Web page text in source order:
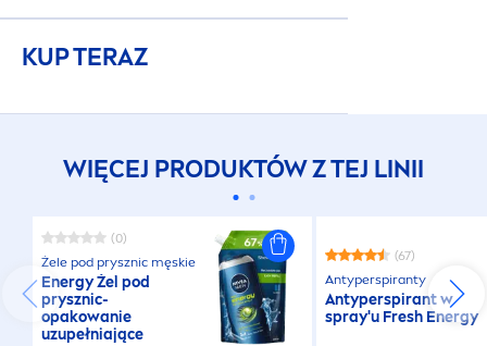
KUP TERAZ
WIĘCEJ PRODUKTÓW Z TEJ LINII
(0)
Żele pod prysznic męskie
Energy Żel pod
prysznic-
opakowanie
uzupełniające
(67)
Antyperspiranty
Antyperspirant w
spray'u Fresh Energy